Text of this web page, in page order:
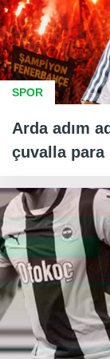
SPOR
Arda adım
çuvalla para